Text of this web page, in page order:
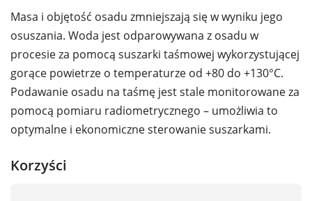
Masa i objętość osadu zmniejszają się w wyniku jego
osuszania. Woda jest odparowywana z osadu w
procesie za pomocą suszarki taśmowej wykorzystującej
gorące powietrze o temperaturze od +80 do +130°C.
Podawanie osadu na taśmę jest stale monitorowane za
pomocą pomiaru radiometrycznego – umożliwia to
optymalne i ekonomiczne sterowanie suszarkami.
Korzyści